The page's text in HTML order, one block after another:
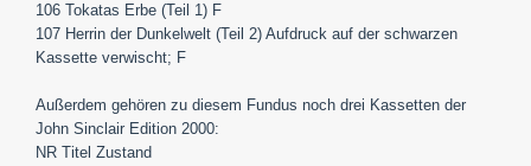
106 Tokatas Erbe (Teil 1) F
107 Herrin der Dunkelwelt (Teil 2) Aufdruck auf der schwarzen
Kassette verwischt; F
Außerdem gehören zu diesem Fundus noch drei Kassetten der
John Sinclair Edition 2000:
NR Titel Zustand